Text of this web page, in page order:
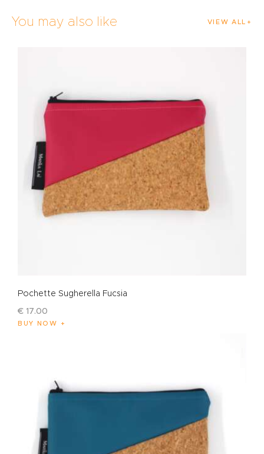
You may also like VIEW ALL
Pochette Sugherella Fucsia
€ 17.00
BUY NOW